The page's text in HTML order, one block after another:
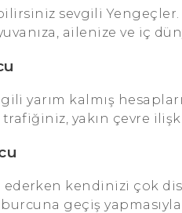
sevgili Yengeçler.
ailenize ve iç
yarım kalmış
yakın çevre
ederken kendinizi çok
geçiş